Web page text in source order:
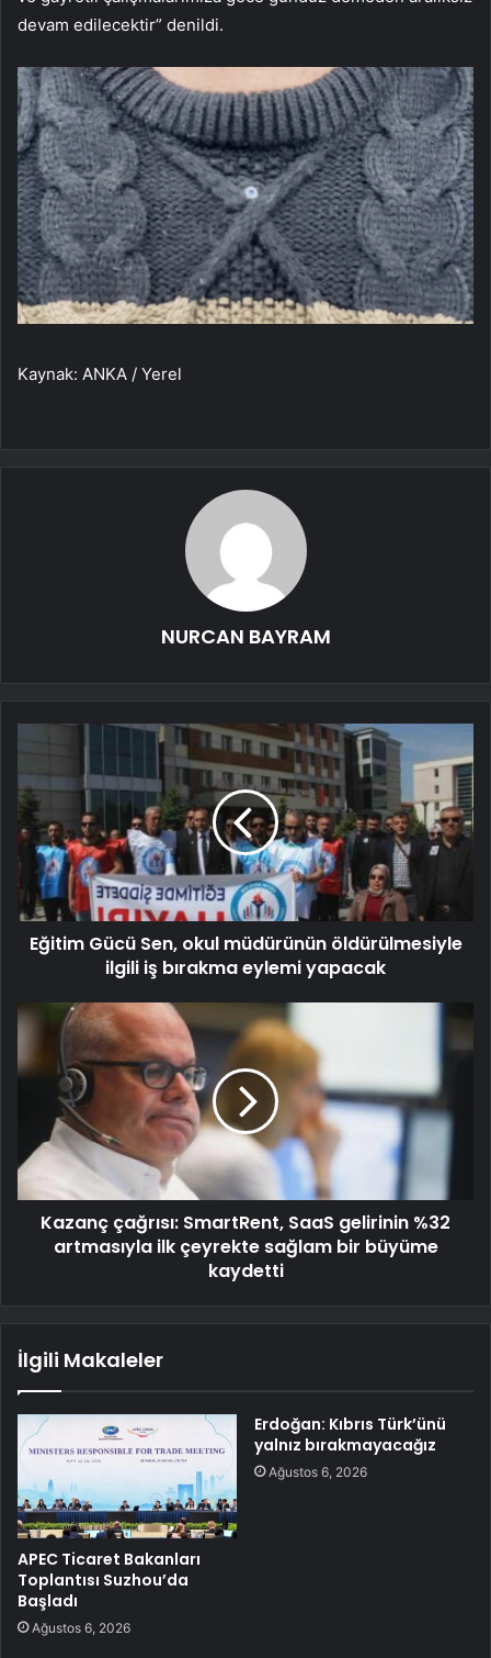
devam edilecektir” denildi.
Kaynak: ANKA / Yerel
NURCAN BAYRAM
Eğitim Gücü Sen, okul müdürünün öldürülmesiyle
ilgili iş bırakma eylemi yapacak
Kazanç çağrısı: SmartRent, SaaS gelirinin %32
artmasıyla ilk çeyrekte sağlam bir büyüme
kaydetti
İlgili Makaleler
APEC Ticaret Bakanları
Toplantısı Suzhou’da
Başladı
Ağustos 6, 2026
Erdoğan: Kıbrıs Türk’ünü
yalnız bırakmayacağız
Ağustos 6, 2026